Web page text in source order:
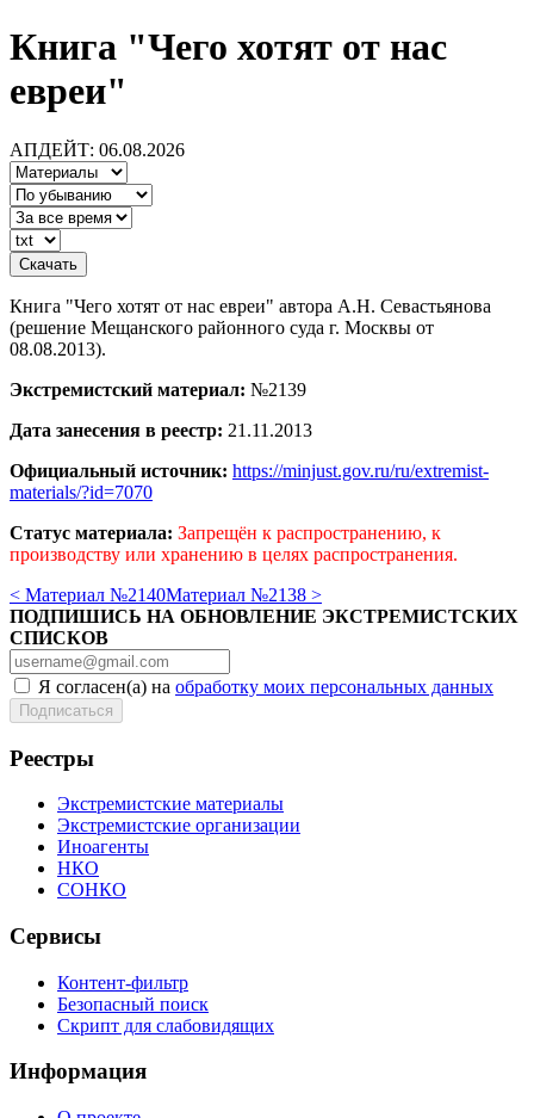
Книга "Чего хотят от нас
евреи"
АПДЕЙТ: 06.08.2026
Книга "Чего хотят от нас евреи" автора А.Н. Севастьянова
(решение Мещанского районного суда г. Москвы от
08.08.2013).
Экстремистский материал: №2139
Дата занесения в реестр: 21.11.2013
Официальный источник: https://minjust.gov.ru/ru/extremist-
materials/?id=7070
Статус материала: Запрещён к распространению, к
производству или хранению в целях распространения.
< Материал №2140Материал №2138 >
ПОДПИШИСЬ НА ОБНОВЛЕНИЕ ЭКСТРЕМИСТСКИХ
СПИСКОВ
Я согласен(а) на обработку моих персональных данных
Реестры
Экстремистские материалы
Экстремистские организации
Иноагенты
НКО
СОНКО
Сервисы
Контент-фильтр
Безопасный поиск
Скрипт для слабовидящих
Информация